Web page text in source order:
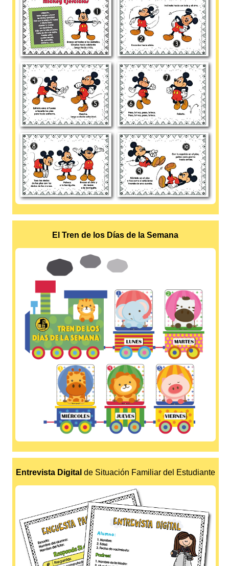
El Tren de los Días de la Semana
Entrevista Digital de Situación Familiar del Estudiante